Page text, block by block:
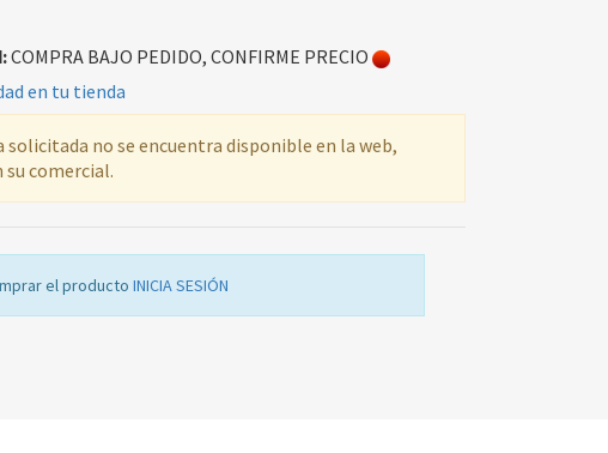
COMPRA BAJO PEDIDO, CONFIRME PRECIO
en tu tienda
solicitada no se encuentra disponible en la web,
comercial.
el producto INICIA SESIÓN